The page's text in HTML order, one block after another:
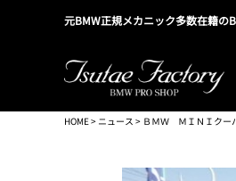
元BMW正規メカニック多数在籍の
HOME> ニュース > ＢＭＷ ＭＩＮＩク